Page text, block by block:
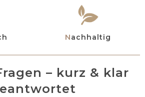
Nachhaltig
– kurz & klar